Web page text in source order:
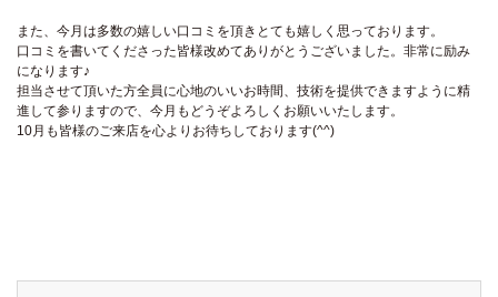
また、今月は多数の嬉しい口コミを頂きとても嬉しく思っております。
口コミを書いてくださった皆様改めてありがとうございました。非常に励み
になります♪
担当させて頂いた方全員に心地のいいお時間、技術を提供できますように精
進して参りますので、今月もどうぞよろしくお願いいたします。
10月も皆様のご来店を心よりお待ちしております(^^)